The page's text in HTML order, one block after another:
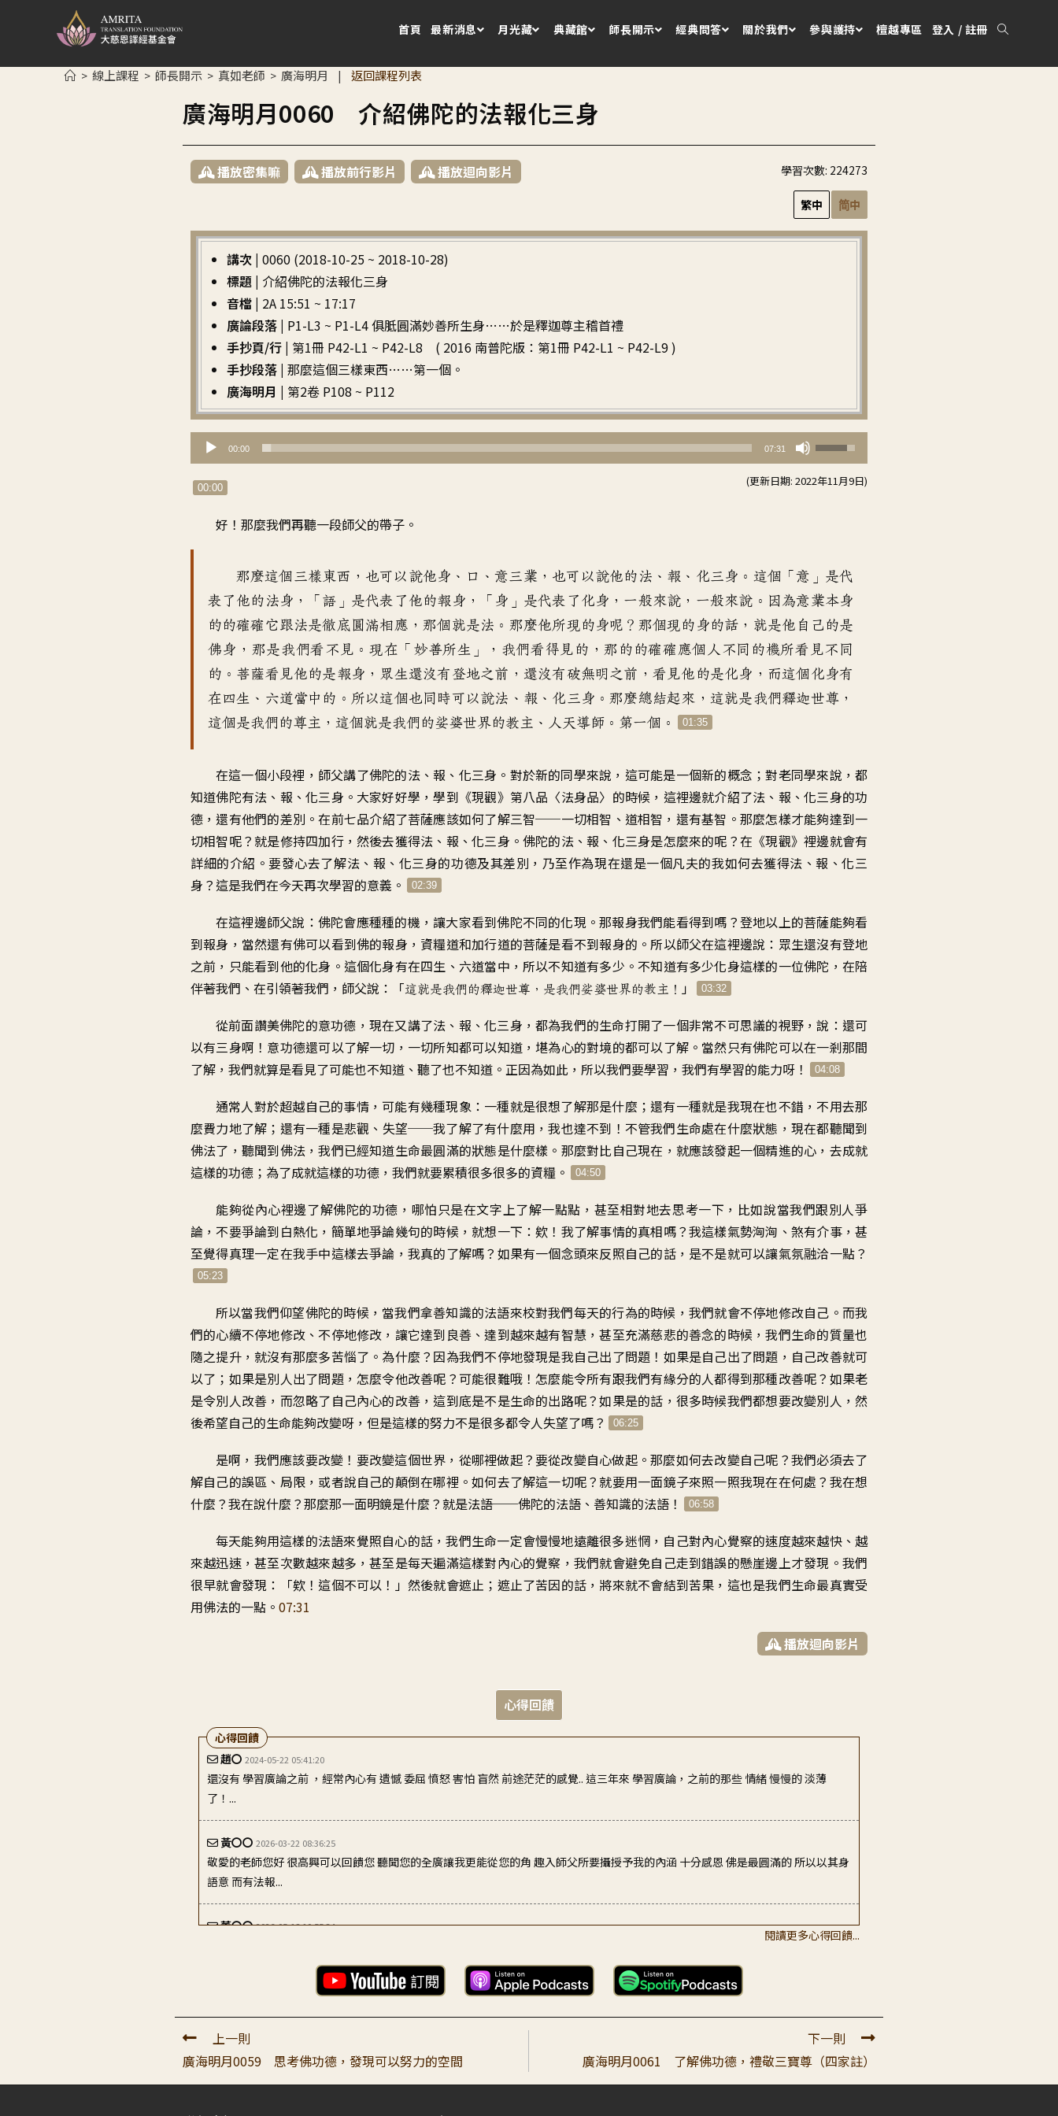
首頁 最新消息 月光藏 典藏館 師長開示 經典問答 關於我們 參與護持 檀越專區 登入 / 註冊
> 線上課程 > 師長開示 > 真如老師 > 廣海明月 | 返回課程列表
廣海明月0060 介紹佛陀的法報化三身
播放密集嘛 播放前行影片 播放迴向影片 學習次數: 224273
繁中 简中
講次 | 0060 (2018-10-25 ~ 2018-10-28)
標題 | 介紹佛陀的法報化三身
音檔 | 2A 15:51 ~ 17:17
廣論段落 | P1-L3 ~ P1-L4 俱胝圓滿妙善所生身……於是釋迦尊主稽首禮
手抄頁/行 | 第1冊 P42-L1 ~ P42-L8 ( 2016 南普陀版：第1冊 P42-L1 ~ P42-L9 )
手抄段落 | 那麼這個三樣東西……第一個。
廣海明月 | 第2卷 P108 ~ P112
訊
播
00:00 07:31
使
用
向
鍵
以
提
高
降
低
(更新日期: 2022年11月9日)
00:00
好！那麼我們再聽一段師父的帶子。
那麼這個三樣東西，也可以說他身、口、意三業，也可以說他的法、報、化三身。這個「意」是代
表了他的法身，「語」是代表了他的報身，「身」是代表了化身，一般來說，一般來說。因為意業本身
的的確確它跟法是徹底圓滿相應，那個就是法。那麼他所現的身呢？那個現的身的話，就是他自己的是
佛身，那是我們看不見。現在「妙善所生」，我們看得見的，那的的確確應個人不同的機所看見不同
的。菩薩看見他的是報身，眾生還沒有登地之前，還沒有破無明之前，看見他的是化身，而這個化身有
在四生、六道當中的。所以這個也同時可以說法、報、化三身。那麼總結起來，這就是我們釋迦世尊，
這個是我們的尊主，這個就是我們的娑婆世界的教主、人天導師。第一個。
01:35
在這一個小段裡，師父講了佛陀的法、報、化三身。對於新的同學來說，這可能是一個新的概念；對老同學來說，都
知道佛陀有法、報、化三身。大家好好學，學到《現觀》第八品〈法身品〉的時候，這裡邊就介紹了法、報、化三身的功
德，還有他們的差別。在前七品介紹了菩薩應該如何了解三智──一切相智、道相智，還有基智。那麼怎樣才能夠達到一
切相智呢？就是修持四加行，然後去獲得法、報、化三身。佛陀的法、報、化三身是怎麼來的呢？在《現觀》裡邊就會有
詳細的介紹。要發心去了解法、報、化三身的功德及其差別，乃至作為現在還是一個凡夫的我如何去獲得法、報、化三
身？這是我們在今天再次學習的意義。
02:39
在這裡邊師父說：佛陀會應種種的機，讓大家看到佛陀不同的化現。那報身我們能看得到嗎？登地以上的菩薩能夠看
到報身，當然還有佛可以看到佛的報身，資糧道和加行道的菩薩是看不到報身的。所以師父在這裡邊說：眾生還沒有登地
之前，只能看到他的化身。這個化身有在四生、六道當中，所以不知道有多少。不知道有多少化身這樣的一位佛陀，在陪
伴著我們、在引領著我們，師父說：「這就是我們的釋迦世尊，是我們娑婆世界的教主！ 」 03:32
從前面讚美佛陀的意功德，現在又講了法、報、化三身，都為我們的生命打開了一個非常不可思議的視野，說：還可
以有三身啊！意功德還可以了解一切，一切所知都可以知道，堪為心的對境的都可以了解。當然只有佛陀可以在一剎那間
了解，我們就算是看見了可能也不知道、聽了也不知道。正因為如此，所以我們要學習，我們有學習的能力呀！
04:08
通常人對於超越自己的事情，可能有幾種現象：一種就是很想了解那是什麼；還有一種就是我現在也不錯，不用去那
麼費力地了解；還有一種是悲觀、失望──我了解了有什麼用，我也達不到！不管我們生命處在什麼狀態，現在都聽聞到
佛法了，聽聞到佛法，我們已經知道生命最圓滿的狀態是什麼樣。那麼對比自己現在，就應該發起一個精進的心，去成就
這樣的功德；為了成就這樣的功德，我們就要累積很多很多的資糧。
04:50
能夠從內心裡邊了解佛陀的功德，哪怕只是在文字上了解一點點，甚至相對地去思考一下，比如說當我們跟別人爭
論，不要爭論到白熱化，簡單地爭論幾句的時候，就想一下：欸！我了解事情的真相嗎？我這樣氣勢洶洶、煞有介事，甚
至覺得真理一定在我手中這樣去爭論，我真的了解嗎？如果有一個念頭來反照自己的話，是不是就可以讓氣氛融洽一點？
05:23
所以當我們仰望佛陀的時候，當我們拿善知識的法語來校對我們每天的行為的時候，我們就會不停地修改自己。而我
們的心續不停地修改、不停地修改，讓它達到良善、達到越來越有智慧，甚至充滿慈悲的善念的時候，我們生命的質量也
隨之提升，就沒有那麼多苦惱了。為什麼？因為我們不停地發現是我自己出了問題！如果是自己出了問題，自己改善就可
以了；如果是別人出了問題，怎麼令他改善呢？可能很難哦！怎麼能令所有跟我們有緣分的人都得到那種改善呢？如果老
是令別人改善，而忽略了自己內心的改善，這到底是不是生命的出路呢？如果是的話，很多時候我們都想要改變別人，然
後希望自己的生命能夠改變呀，但是這樣的努力不是很多都令人失望了嗎？
06:25
是啊，我們應該要改變！要改變這個世界，從哪裡做起？要從改變自心做起。那麼如何去改變自己呢？我們必須去了
解自己的誤區、局限，或者說自己的顛倒在哪裡。如何去了解這一切呢？就要用一面鏡子來照一照我現在在何處？我在想
什麼？我在說什麼？那麼那一面明鏡是什麼？就是法語──佛陀的法語、善知識的法語！
06:58
每天能夠用這樣的法語來覺照自心的話，我們生命一定會慢慢地遠離很多迷惘，自己對內心覺察的速度越來越快、越
來越迅速，甚至次數越來越多，甚至是每天遍滿這樣對內心的覺察，我們就會避免自己走到錯誤的懸崖邊上才發現。我們
很早就會發現：「欸！這個不可以！」然後就會遮止；遮止了苦因的話，將來就不會結到苦果，這也是我們生命最真實受
用佛法的一點。 07:31
播放迴向影片
心得回饋
還沒有 學習廣論之前 ，經常內心有 遺憾 委屈 憤怒 害怕 盲然 前途茫茫的感覺.. 這三年來 學習廣論，之前的那些 情緒 慢慢的 淡薄
了！...
黃〇〇
語意 而有法報...
董〇〇2026-05-18 10:55:34
我這邊，所以講話就容易變...
2022-11-23 12:05:03
感恩～老師詳細解說。 佛身，是佛的身體，有法身、報身、化身的差別。 在此弟子希能夠用心體會佛陀身語意的功德。去濟渡眾生利
徐〇〇
親愛的老師: 「要從改變自心做起。那麼如何去改變自己呢？我們必須去了解自己的誤區、局限，或者說自己的顛倒在哪裡。」我想改
變和兒子之間的關係...
心得回饋
閱讀更多心得回饋...
上一則
廣海明月0059 思考佛功德，發現可以努力的空間
下一則
廣海明月0061 了解佛功德，禮敬三寶尊（四家註）